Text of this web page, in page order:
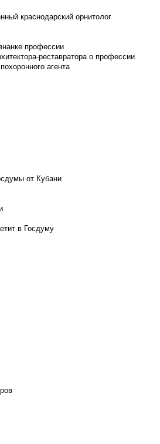
краснодарский орнитолог
профессии
реставратора о профессии
агента
от Кубани
в Госдуму